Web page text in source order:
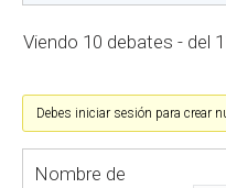
Viendo 10 debates - del
Debes iniciar sesión para crear
Nombre de